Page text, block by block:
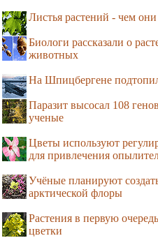
Листья растений - чем
Биологи рассказали о
животных
На Шпицбергене
Паразит высосал 108
ученые
Цветы используют
для привлечения
Учёные планируют
арктической флоры
Растения в первую
цветки